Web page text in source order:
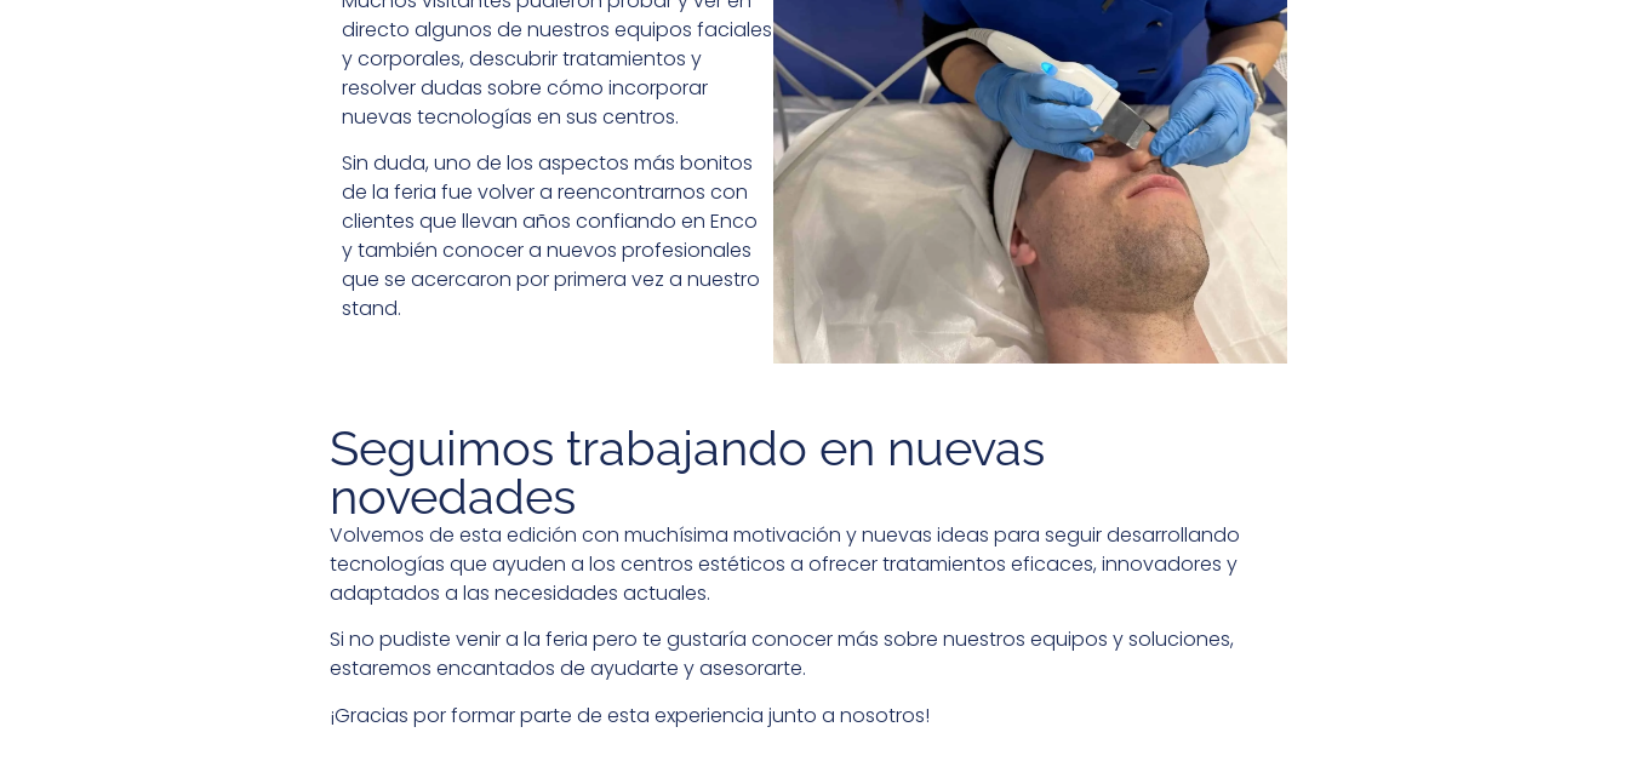
directo algunos de nuestros equipos faciales
y corporales, descubrir tratamientos y
resolver dudas sobre cómo incorporar
nuevas tecnologías en sus centros.
Sin duda, uno de los aspectos más bonitos
de la feria fue volver a reencontrarnos con
clientes que llevan años confiando en Enco
y también conocer a nuevos profesionales
que se acercaron por primera vez a nuestro
stand.
Seguimos trabajando en nuevas
novedades
Volvemos de esta edición con muchísima motivación y nuevas ideas para seguir desarrollando
tecnologías que ayuden a los centros estéticos a ofrecer tratamientos eficaces, innovadores y
adaptados a las necesidades actuales.
Si no pudiste venir a la feria pero te gustaría conocer más sobre nuestros equipos y soluciones,
estaremos encantados de ayudarte y asesorarte.
¡Gracias por formar parte de esta experiencia junto a nosotros!